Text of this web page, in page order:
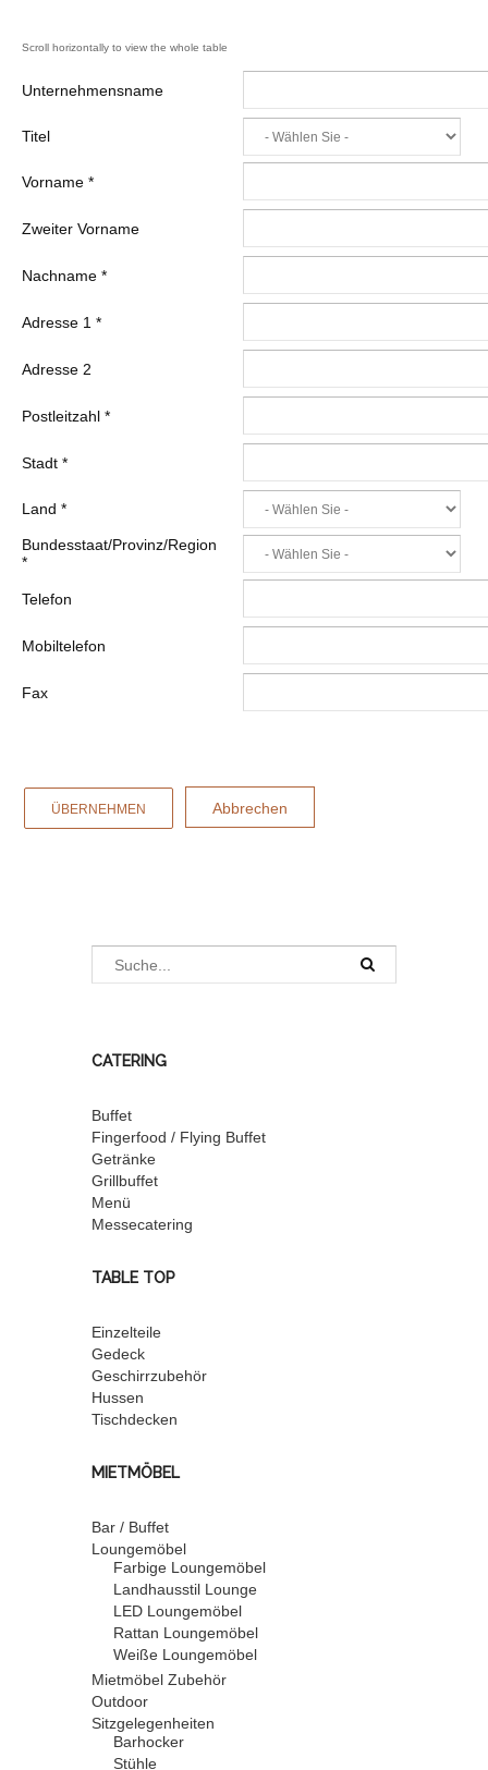
Unternehmensname
Titel
Vorname *
Zweiter Vorname
Nachname *
Adresse 1 *
Adresse 2
Postleitzahl *
Stadt *
Land *
Bundesstaat/Provinz/Region
*
Telefon
Mobiltelefon
Fax
ÜBERNEHMEN Abbrechen
CATERING
Buffet
Fingerfood / Flying Buffet
Getränke
Grillbuffet
Menü
Messecatering
TABLE TOP
Einzelteile
Gedeck
Geschirrzubehör
Hussen
Tischdecken
MIETMÖBEL
Bar / Buffet
Loungemöbel
Farbige Loungemöbel
Landhausstil Lounge
LED Loungemöbel
Rattan Loungemöbel
Weiße Loungemöbel
Mietmöbel Zubehör
Outdoor
Sitzgelegenheiten
Barhocker
Stühle